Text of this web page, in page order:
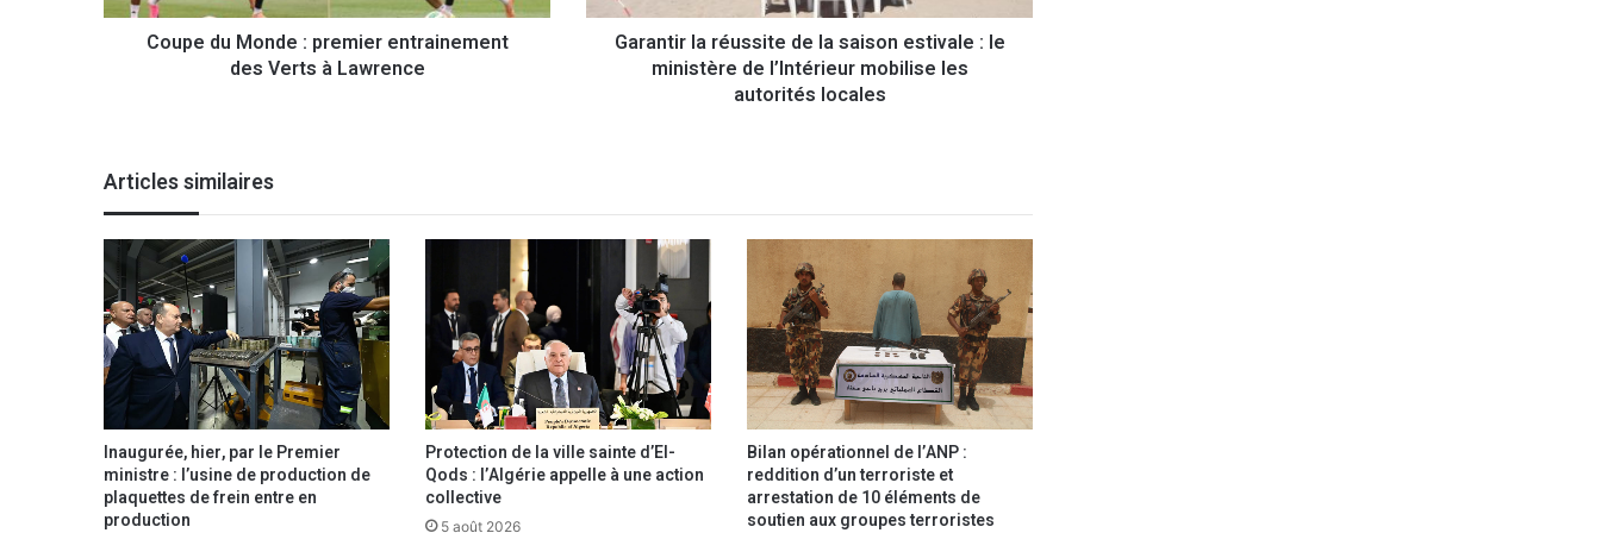
o
e
m
i
e
e
n
t
r
i
e
m
Coupe du Monde : premier entrainement
des Verts à Lawrence
l
t
e
e
s
a
i
o
Garantir la réussite de la saison estivale : le
ministère de l’Intérieur mobilise les
autorités locales
Articles similaires
Inaugurée, hier, par le Premier
ministre : l’usine de production de
plaquettes de frein entre en
production
Protection de la ville sainte d’El-
Qods : l’Algérie appelle à une action
collective
5 août 2026
Bilan opérationnel de l’ANP :
reddition d’un terroriste et
arrestation de 10 éléments de
soutien aux groupes terroristes